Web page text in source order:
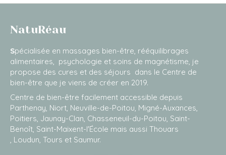
NatuRéau
Spécialisée en massages bien-être, rééquilibrages
alimentaires, psychologie et soins de magnétisme, je
propose des cures et des séjours dans le Centre de
bien-être que je viens de créer en 2019.
Centre de bien-être facilement accessible depuis
Parthenay, Niort, Neuville-de-Poitou, Migné-Auxances,
Poitiers, Jaunay-Clan, Chasseneuil-du-Poitou, Saint-
Benoît, Saint-Maixent-l'École mais aussi Thouars
, Loudun, Tours et Saumur.